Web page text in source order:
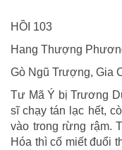
HỒI 103
Hang Thượng
Gò Ngũ Trượng, Gia
Tư Mã Ý bị Trương
sĩ chạy tán lạc hết,
vào trong rừng rậm.
Hóa thì cố miết đuổi